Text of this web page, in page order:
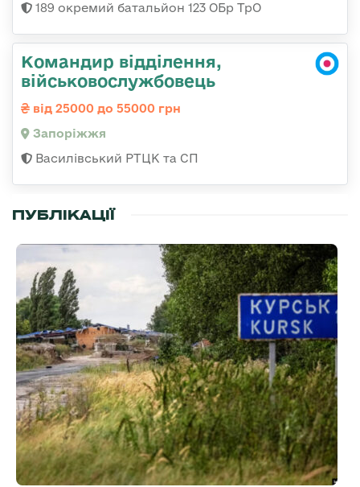
189 окремий батальйон 123 ОБр ТрО
Командир відділення,
військовослужбовець
від 25000 до 55000 грн
Запоріжжя
Василівський РТЦК та СП
ПУБЛІКАЦІЇ